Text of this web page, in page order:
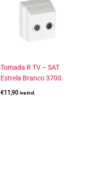
Tomada R TV – SAT
Estrela Branco 3700
€11,90 iva incl.